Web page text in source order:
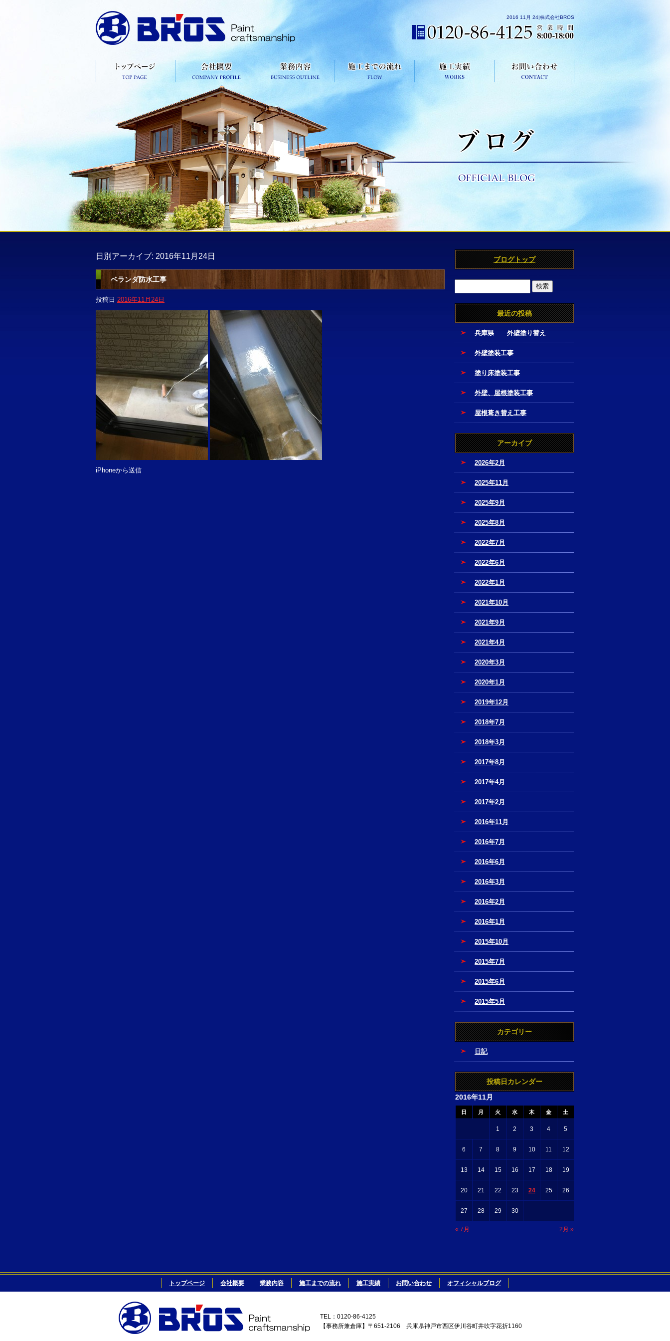
2016 11月 24|株式会社BROS
日別アーカイブ: 2016年11月24日
ベランダ防水工事
投稿日 2016年11月24日
iPhoneから送信
ブログトップ
最近の投稿
兵庫県 外壁塗り替え
外壁塗装工事
塗り床塗装工事
外壁、屋根塗装工事
屋根葺き替え工事
アーカイブ
2026年2月
2025年11月
2025年9月
2025年8月
2022年7月
2022年6月
2022年1月
2021年10月
2021年9月
2021年4月
2020年3月
2020年1月
2019年12月
2018年7月
2018年3月
2017年8月
2017年4月
2017年2月
2016年11月
2016年7月
2016年6月
2016年3月
2016年2月
2016年1月
2015年10月
2015年7月
2015年6月
2015年5月
カテゴリー
日記
投稿日カレンダー
2016年11月
日 月 火 水 木 金 土
« 7月 2月 »
1 2 3 4 5
6 7 8 9 10 11 12
13 14 15 16 17 18 19
20 21 22 23 24 25 26
27 28 29 30
トップページ 会社概要 業務内容 施工までの流れ 施工実績 お問い合わせ オフィシャルブログ
TEL：0120-86-4125
【事務所兼倉庫】〒651-2106 兵庫県神戸市西区伊川谷町井吹字花折1160